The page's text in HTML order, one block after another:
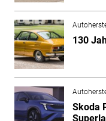
130
Skoda